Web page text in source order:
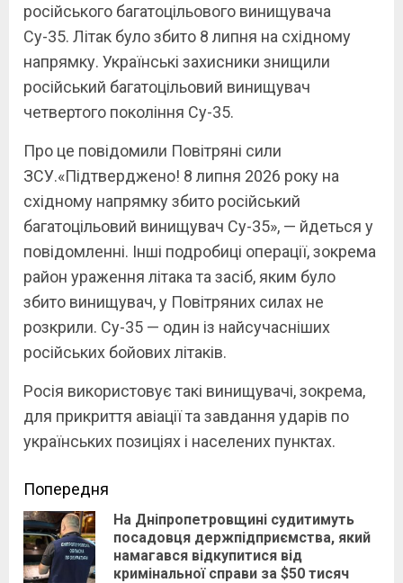
російського багатоцільового винищувача
Су-35. Літак було збито 8 липня на східному
напрямку. Українські захисники знищили
російський багатоцільовий винищувач
четвертого покоління Су-35.
Про це повідомили Повітряні сили
ЗСУ.«Підтверджено! 8 липня 2026 року на
східному напрямку збито російський
багатоцільовий винищувач Су-35», — йдеться у
повідомленні. Інші подробиці операції, зокрема
район ураження літака та засіб, яким було
збито винищувач, у Повітряних силах не
розкрили. Су-35 — один із найсучасніших
російських бойових літаків.
Росія використовує такі винищувачі, зокрема,
для прикриття авіації та завдання ударів по
українських позиціях і населених пунктах.
Continue
Reading
Попередня
На Дніпропетровщині судитимуть
посадовця держпідприємства, який
намагався відкупитися від
кримінальної справи за $50 тисяч